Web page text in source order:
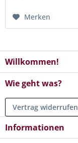
Merken
Willkommen!
Wie geht was?
Vertrag widerrufen
Informationen